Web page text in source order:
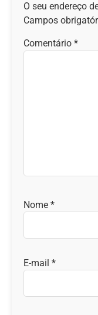
O seu endereço
Campos
Comentário *
Nome *
E-mail *